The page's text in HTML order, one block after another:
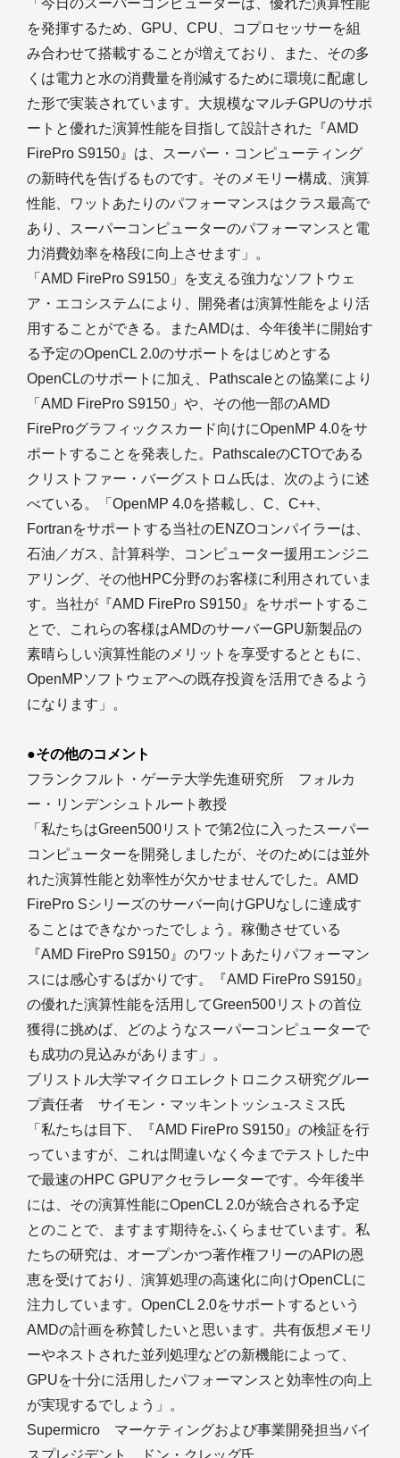
「今日のスーパーコンピューターは、優れた演算性能
を発揮するため、GPU、CPU、コプロセッサーを組
み合わせて搭載することが増えており、また、その多
くは電力と水の消費量を削減するために環境に配慮し
た形で実装されています。大規模なマルチGPUのサポ
ートと優れた演算性能を目指して設計された『AMD
FirePro S9150』は、スーパー・コンピューティング
の新時代を告げるものです。そのメモリー構成、演算
性能、ワットあたりのパフォーマンスはクラス最高で
あり、スーパーコンピューターのパフォーマンスと電
力消費効率を格段に向上させます」。
「AMD FirePro S9150」を支える強力なソフトウェ
ア・エコシステムにより、開発者は演算性能をより活
用することができる。またAMDは、今年後半に開始す
る予定のOpenCL 2.0のサポートをはじめとする
OpenCLのサポートに加え、Pathscaleとの協業により
「AMD FirePro S9150」や、その他一部のAMD
FireProグラフィックスカード向けにOpenMP 4.0をサ
ポートすることを発表した。PathscaleのCTOである
クリストファー・バーグストロム氏は、次のように述
べている。「OpenMP 4.0を搭載し、C、C++、
Fortranをサポートする当社のENZOコンパイラーは、
石油／ガス、計算科学、コンピューター援用エンジニ
アリング、その他HPC分野のお客様に利用されていま
す。当社が『AMD FirePro S9150』をサポートするこ
とで、これらの客様はAMDのサーバーGPU新製品の
素晴らしい演算性能のメリットを享受するとともに、
OpenMPソフトウェアへの既存投資を活用できるよう
になります」。
●その他のコメント
フランクフルト・ゲーテ大学先進研究所 フォルカ
ー・リンデンシュトルート教授
「私たちはGreen500リストで第2位に入ったスーパー
コンピューターを開発しましたが、そのためには並外
れた演算性能と効率性が欠かせませんでした。AMD
FirePro Sシリーズのサーバー向けGPUなしに達成す
ることはできなかったでしょう。稼働させている
『AMD FirePro S9150』のワットあたりパフォーマン
スには感心するばかりです。『AMD FirePro S9150』
の優れた演算性能を活用してGreen500リストの首位
獲得に挑めば、どのようなスーパーコンピューターで
も成功の見込みがあります」。
ブリストル大学マイクロエレクトロニクス研究グルー
プ責任者 サイモン・マッキントッシュ-スミス氏
「私たちは目下、『AMD FirePro S9150』の検証を行
っていますが、これは間違いなく今までテストした中
で最速のHPC GPUアクセラレーターです。今年後半
には、その演算性能にOpenCL 2.0が統合される予定
とのことで、ますます期待をふくらませています。私
たちの研究は、オープンかつ著作権フリーのAPIの恩
恵を受けており、演算処理の高速化に向けOpenCLに
注力しています。OpenCL 2.0をサポートするという
AMDの計画を称賛したいと思います。共有仮想メモリ
ーやネストされた並列処理などの新機能によって、
GPUを十分に活用したパフォーマンスと効率性の向上
が実現するでしょう」。
Supermicro マーケティングおよび事業開発担当バイ
スプレジデント ドン・クレッグ氏